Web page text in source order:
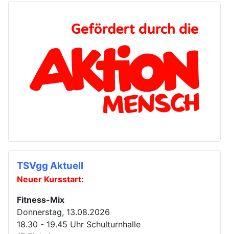
TSVgg Aktuell
Neuer Kursstart:
Fitness-Mix
Donnerstag, 13.08.2026
18.30 - 19.45 Uhr Schulturnhalle